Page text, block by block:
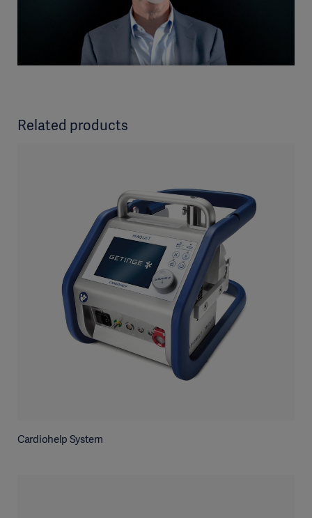
Related products
Cardiohelp System